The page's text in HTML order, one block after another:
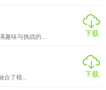
趣味与挑战的...
下载
合了模...
下载